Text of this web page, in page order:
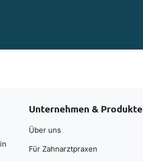
Unternehmen & Produkte
Über uns
Für Zahnarztpraxen